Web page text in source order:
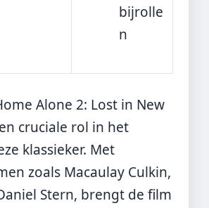
bijrolle
n
Alone 2: Lost in New
cruciale rol in het
klassieker. Met
zoals Macaulay Culkin,
Stern, brengt de film